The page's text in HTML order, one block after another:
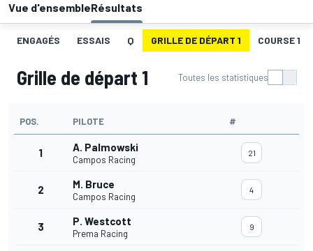
Vue d'ensembleRésultats
ENGAGÉS ESSAIS Q GRILLE DE DÉPART 1 COURSE 1
Grille de départ 1 Toutes les statistiques
POS. PILOTE #
1 A. Palmowski
Campos Racing
21
2 M. Bruce
Campos Racing
4
3 P. Westcott
Prema Racing
9